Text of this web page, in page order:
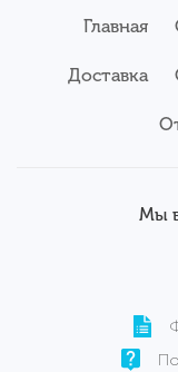
Главная
Доставка
Мы